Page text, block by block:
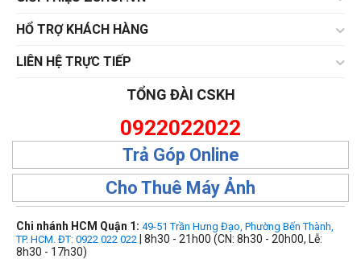
HỔ TRỢ KHÁCH HÀNG
LIÊN HỆ TRỰC TIẾP
TỔNG ĐÀI CSKH
0922022022
Trả Góp Online
Cho Thuê Máy Ảnh
Chi nhánh HCM Quận 1: 49-51 Trần Hưng Đạo, Phường Bến Thành,
TP. HCM. ĐT: 0922 022 022 | 8h30 - 21h00 (CN: 8h30 - 20h00, Lễ:
8h30 - 17h30)